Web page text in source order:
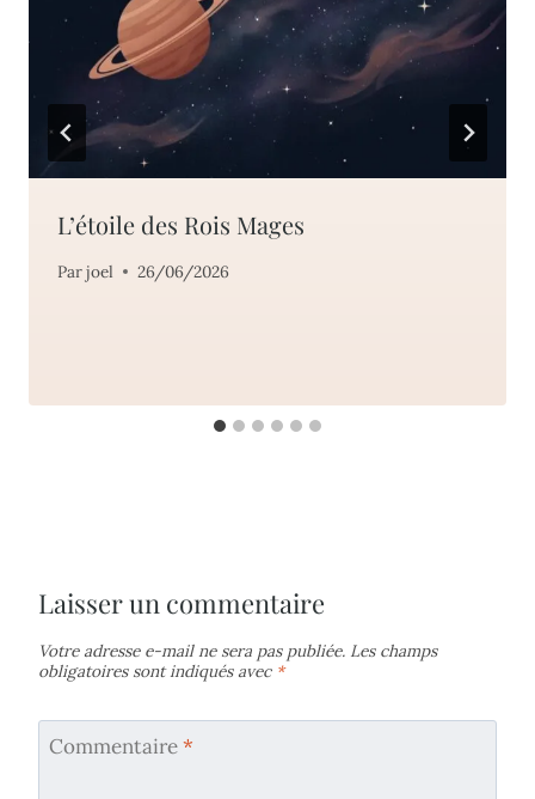
L’étoile des Rois Mages
Parjoel 26/06/2026
Laisser un commentaire
Votre adresse e-mail ne sera pas publiée. Les champs
obligatoires sont indiqués avec *
Commentaire*